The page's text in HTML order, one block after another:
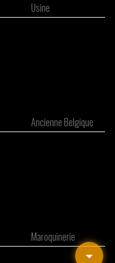
Usine
Ancienne Belgique
Maroquinerie